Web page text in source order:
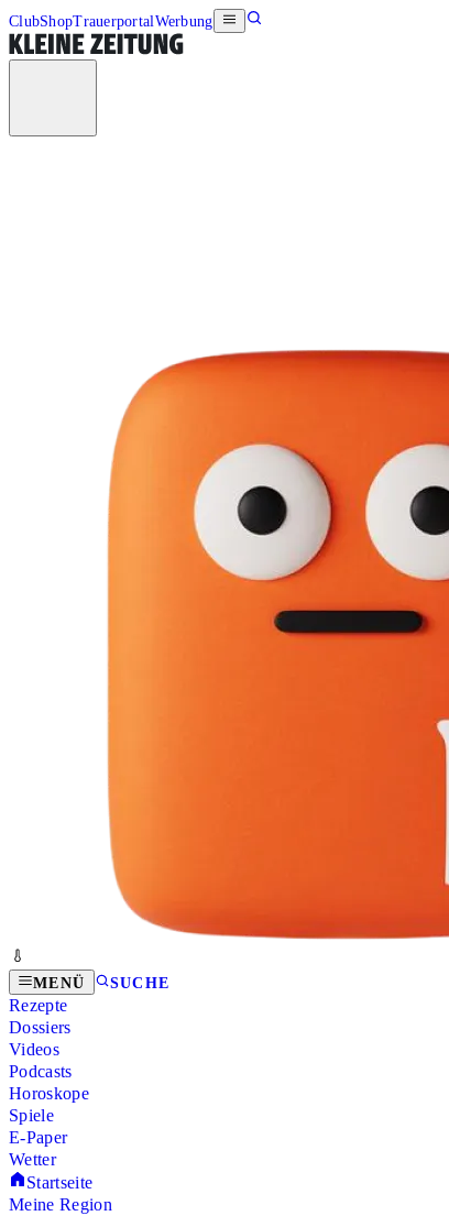
ClubShopTrauerportalWerbung
MENÜ SUCHE
Rezepte
Dossiers
Videos
Podcasts
Horoskope
Spiele
E-Paper
Wetter
Startseite
Meine Region